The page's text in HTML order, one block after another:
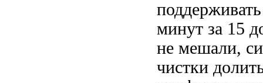
минут за 15
не мешали,
чистки